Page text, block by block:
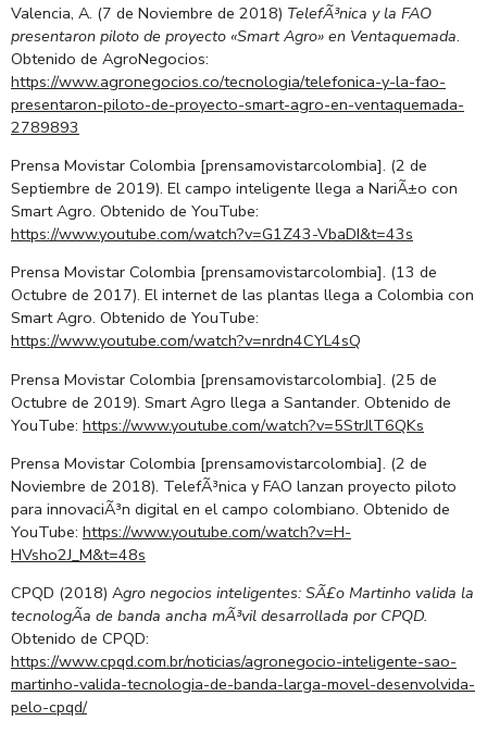
Valencia, A. (7 de Noviembre de 2018) TelefÃ³nica y la FAO
presentaron piloto de proyecto «Smart Agro» en Ventaquemada.
Obtenido de AgroNegocios:
https://www.agronegocios.co/tecnologia/telefonica-y-la-fao-
presentaron-piloto-de-proyecto-smart-agro-en-ventaquemada-
2789893
Prensa Movistar Colombia [prensamovistarcolombia]. (2 de
Septiembre de 2019). El campo inteligente llega a NariÃ±o con
Smart Agro. Obtenido de YouTube:
https://www.youtube.com/watch?v=G1Z43-VbaDI&t=43s
Prensa Movistar Colombia [prensamovistarcolombia]. (13 de
Octubre de 2017). El internet de las plantas llega a Colombia con
Smart Agro. Obtenido de YouTube:
https://www.youtube.com/watch?v=nrdn4CYL4sQ
Prensa Movistar Colombia [prensamovistarcolombia]. (25 de
Octubre de 2019). Smart Agro llega a Santander. Obtenido de
YouTube: https://www.youtube.com/watch?v=5StrJlT6QKs
Prensa Movistar Colombia [prensamovistarcolombia]. (2 de
Noviembre de 2018). TelefÃ³nica y FAO lanzan proyecto piloto
para innovaciÃ³n digital en el campo colombiano. Obtenido de
YouTube: https://www.youtube.com/watch?v=H-
HVsho2J_M&t=48s
CPQD (2018) Agro negocios inteligentes: SÃ£o Martinho valida la
tecnologÃ­a de banda ancha mÃ³vil desarrollada por CPQD.
Obtenido de CPQD:
https://www.cpqd.com.br/noticias/agronegocio-inteligente-sao-
martinho-valida-tecnologia-de-banda-larga-movel-desenvolvida-
pelo-cpqd/